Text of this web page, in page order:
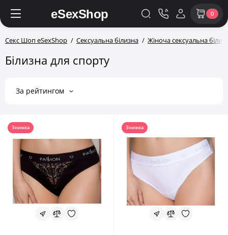
0
Секс Шоп eSexShop Сексуальна білизна Жіноча сексуальна
Білизна для спорту
За рейтингом
Знижка Знижка